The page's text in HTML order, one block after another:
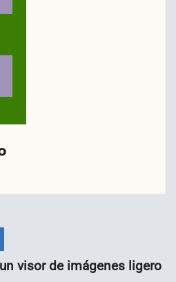
visor de imágenes ligero